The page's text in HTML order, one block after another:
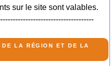
sur le site sont valables.
la région et de la